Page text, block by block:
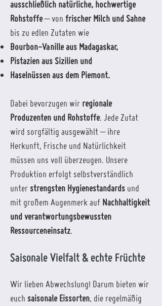
ausschließlich natürliche, hochwertige
Rohstoffe– von frischer Milch und Sahne
bis zu edlen Zutaten wie
Bourbon-Vanille aus Madagaskar,
Pistazien aus Sizilien und
Haselnüssen aus dem Piemont.
Dabei bevorzugen wir regionale
Produzenten und Rohstoffe. Jede Zutat
wird sorgfältig ausgewählt – ihre
Herkunft, Frische und Natürlichkeit
müssen uns voll überzeugen. Unsere
Produktion erfolgt selbstverständlich
unter strengsten Hygienestandards und
mit großem Augenmerk auf Nachhaltigkeit
und verantwortungsbewussten
Ressourceneinsatz.
Saisonale Vielfalt & echte Früchte
Wir lieben Abwechslung! Darum bieten wir
euch saisonale Eissorten, die regelmäßig